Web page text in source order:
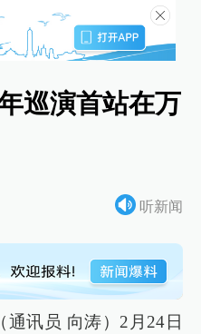
巡演首站在万
听新闻
通讯员 向涛）2月24日